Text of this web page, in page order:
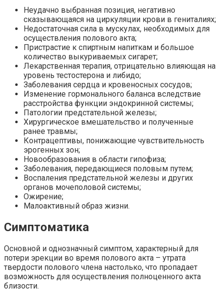
Неудачно выбранная позиция, негативно
сказывающаяся на циркуляции крови в гениталиях;
Недостаточная сила в мускулах, необходимых для
осуществления полового акта;
Пристрастие к спиртным напиткам и большое
количество выкуриваемых сигарет;
Лекарственная терапия, отрицательно влияющая на
уровень тестостерона и либидо;
Заболевания сердца и кровеносных сосудов;
Изменение гормонального баланса вследствие
расстройства функции эндокринной системы;
Патологии предстательной железы;
Хирургическое вмешательство и полученные
ранее травмы;
Контрацептивы, понижающие чувствительность
эрогенных зон;
Новообразования в области гипофиза;
Заболевания, передающиеся половым путем;
Воспаления предстательной железы и других
органов мочеполовой системы;
Ожирение;
Малоактивный образ жизни.
Симптоматика
Основной и однозначный симптом, характерный для
потери эрекции во время полового акта – утрата
твердости полового члена настолько, что пропадает
возможность для осуществления полноценного акта
близости.